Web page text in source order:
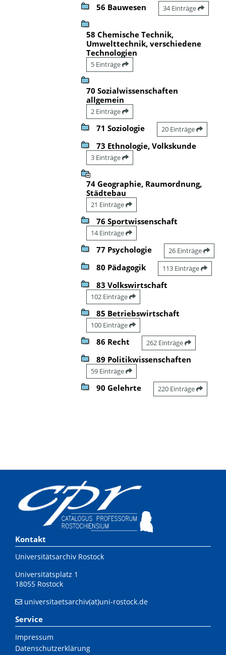
56 Bauwesen 34 Einträge
58 Chemische Technik,
Umwelttechnik, verschiedene
Technologien
5 Einträge
70 Sozialwissenschaften
allgemein
2 Einträge
71 Soziologie 20 Einträge
73 Ethnologie, Volkskunde
3 Einträge
74 Geographie, Raumordnung,
Städtebau
21 Einträge
76 Sportwissenschaft
14 Einträge
77 Psychologie 26 Einträge
80 Pädagogik 113 Einträge
83 Volkswirtschaft
102 Einträge
85 Betriebswirtschaft
100 Einträge
86 Recht 262 Einträge
89 Politikwissenschaften
59 Einträge
90 Gelehrte 220 Einträge
Kontakt
Universitätsarchiv Rostock
Universitätsplatz 1
18055 Rostock
universitaetsarchiv(at)uni-rostock.de
Service
Impressum
Datenschutzerklärung